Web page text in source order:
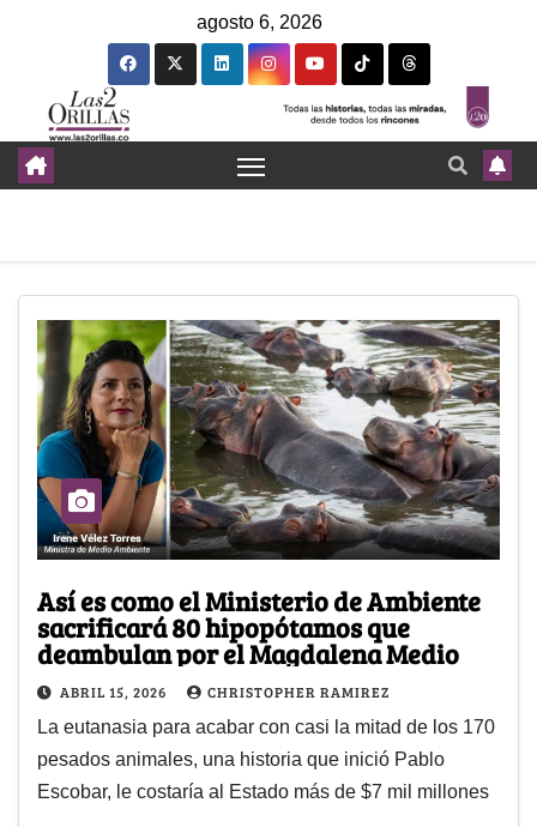
agosto 6, 2026
Así es como el Ministerio de Ambiente
sacrificará 80 hipopótamos que
deambulan por el Magdalena Medio
ABRIL 15, 2026 CHRISTOPHER RAMIREZ
La eutanasia para acabar con casi la mitad de los 170
pesados animales, una historia que inició Pablo
Escobar, le costaría al Estado más de $7 mil millones